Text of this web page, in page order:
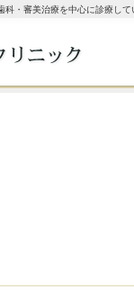
科・審美治療を中心に診療して